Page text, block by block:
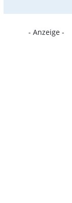
- Anzeige -